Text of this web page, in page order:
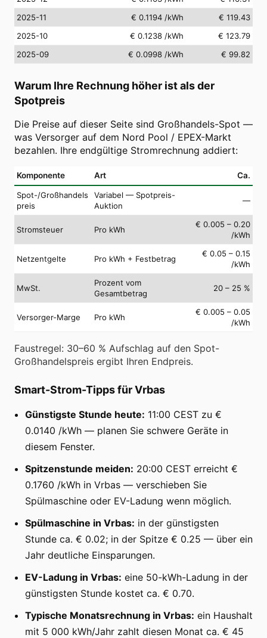
2025-11
€ 0.1194 /kWh
€ 119.43
2025-10
€ 0.1238 /kWh
€ 123.79
2025-09
€ 0.0998 /kWh € 99.82
Warum Ihre Rechnung höher ist als der
Spotpreis
Die Preise auf dieser Seite sind Großhandels-Spot —
was Versorger auf dem Nord Pool / EPEX-Markt
bezahlen. Ihre endgültige Stromrechnung addiert:
Komponente Art Ca.
Spot-/Großhandels
preis
Variabel — Spotpreis-
Auktion
—
Stromsteuer Pro kWh
€ 0.005 – 0.20
/kWh
Netzentgelte Pro kWh + Festbetrag
€ 0.05 – 0.15
/kWh
MwSt.
Prozent vom
Gesamtbetrag
20 – 25 %
Versorger-Marge Pro kWh
€ 0.005 – 0.05
/kWh
Faustregel: 30–60 % Aufschlag auf den Spot-
Großhandelspreis ergibt Ihren Endpreis.
Smart-Strom-Tipps für Vrbas
Günstigste Stunde heute: 11:00 CEST zu €
0.0140 /kWh — planen Sie schwere Geräte in
diesem Fenster.
Spitzenstunde meiden: 20:00 CEST erreicht €
0.1760 /kWh in Vrbas — verschieben Sie
Spülmaschine oder EV-Ladung wenn möglich.
Spülmaschine in Vrbas: in der günstigsten
Stunde ca. € 0.02; in der Spitze € 0.25 — über ein
Jahr deutliche Einsparungen.
EV-Ladung in Vrbas: eine 50-kWh-Ladung in der
günstigsten Stunde kostet ca. € 0.70.
Typische Monatsrechnung in Vrbas: ein Haushalt
mit 5 000 kWh/Jahr zahlt diesen Monat ca. € 45